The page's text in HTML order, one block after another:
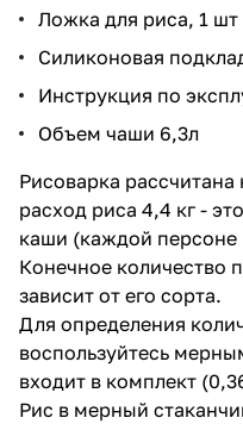
Ложка для риса, 1 шт
Силиконовая
Инструкция по
Объем чаши 6,3л
Рисоварка
расход риса 4,4 кг -
каши (каждой
Конечное количество
зависит от его сорта.
Для определения
воспользуйтесь
входит в комплект
Рис в мерный